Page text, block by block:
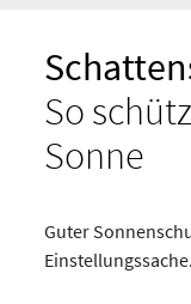
So
Sonne
Guter
Einstellungssache.